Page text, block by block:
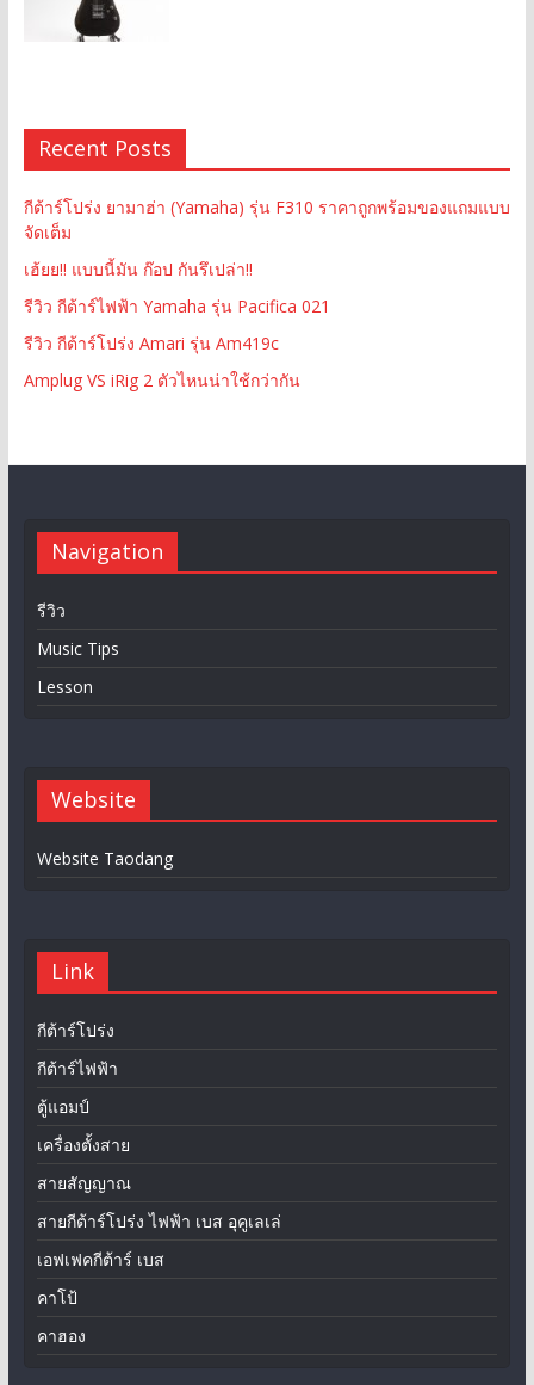
Recent Posts
กีต้าร์โปร่ง ยามาฮ่า (Yamaha) รุ่น F310 ราคาถูกพร้อมของแถมแบบ
จัดเต็ม
เฮ้ยย!! แบบนี้มัน ก๊อป กันรึเปล่า!!
รีวิว กีต้าร์ไฟฟ้า Yamaha รุ่น Pacifica 021
รีวิว กีต้าร์โปร่ง Amari รุ่น Am419c
Amplug VS iRig 2 ตัวไหนน่าใช้กว่ากัน
Navigation
รีวิว
Music Tips
Lesson
Website
Website Taodang
Link
กีต้าร์โปร่ง
กีต้าร์ไฟฟ้า
ตู้แอมป์
เครื่องตั้งสาย
สายสัญญาณ
สายกีต้าร์โปร่ง ไฟฟ้า เบส อุคูเลเล่
เอฟเฟคกีต้าร์ เบส
คาโป้
คาฮอง